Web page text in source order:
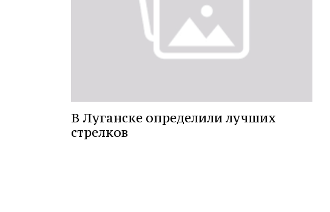
В Луганске определили лучших
стрелков